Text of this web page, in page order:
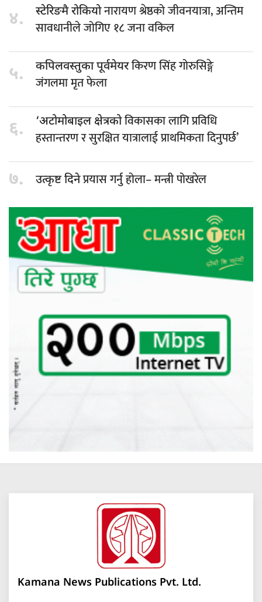
४. स्टेरिङमै रोकियोनारायण श्रेष्ठको जीवनयात्रा, अन्तिम
सावधानीले जोगिए १८ जना वकिल
५. कपिलवस्तुका पूर्वमेयरकिरण सिंह गोरुसिङ्गे
जंगलमा मृत फेला
६. ‘अटोमोबाइल क्षेत्रकोविकासका लागि प्रविधि
हस्तान्तरण र सुरक्षित यात्रालाई प्राथमिकता दिनुपर्छ’
७. उत्कृष्ट दिनेप्रयास गर्नु होला– मन्त्री पोखरेल
Kamana News Publications Pvt. Ltd.